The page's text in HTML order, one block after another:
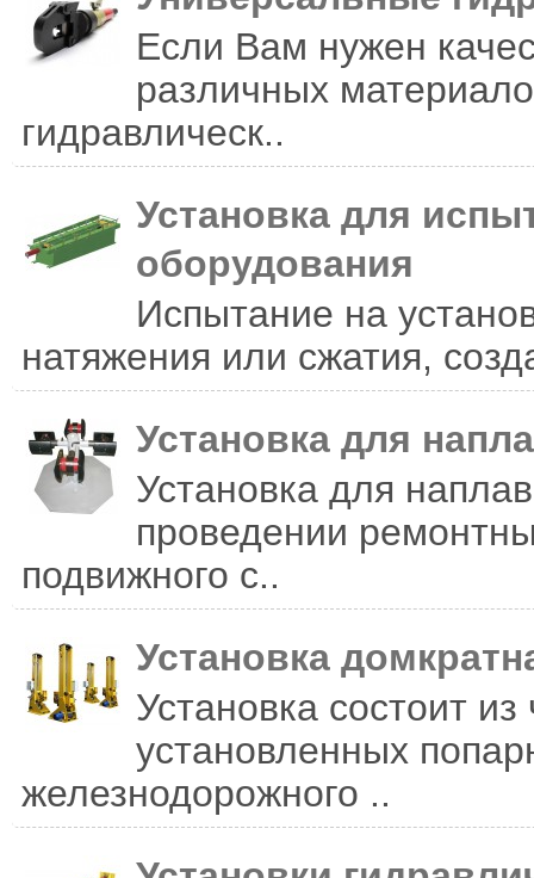
Если Вам нужен
различных
гидравлическ..
Установка для
оборудования
Испытание на
натяжения или сжатия,
Установка для
Установка для
проведении
подвижного с..
Установка
Установка состоит
установленных
железнодорожного ..